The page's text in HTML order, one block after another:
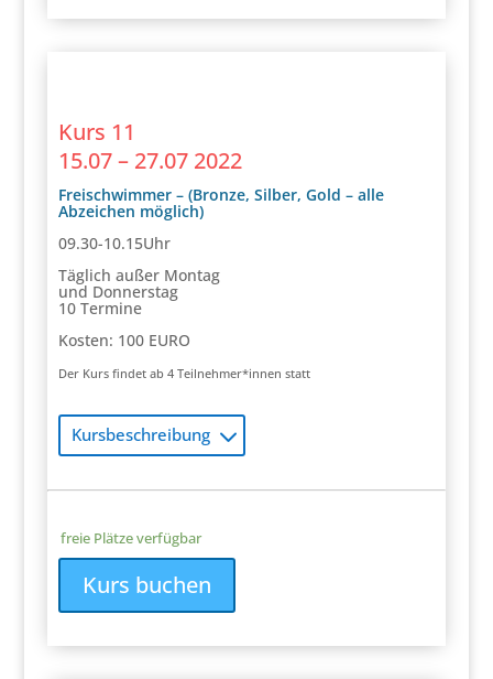
Kurs 11
15.07 – 27.07 2022
Freischwimmer – (Bronze, Silber, Gold – alle
Abzeichen möglich)
09.30-10.15Uhr
Täglich außer Montag
und Donnerstag
10 Termine
Kosten: 100 EURO
Der Kurs findet ab 4 Teilnehmer*innen statt
Kursbeschreibung
freie Plätze verfügbar
Kurs buchen